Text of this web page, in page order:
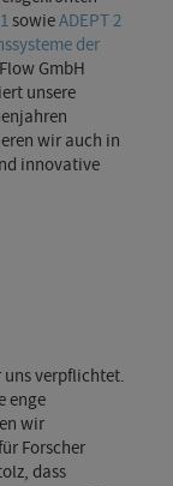
sowieADEPT 2
der
GmbH
unsere
wir auch in
innovative
uns verpflichtet.
enge
wir
Forscher
dass